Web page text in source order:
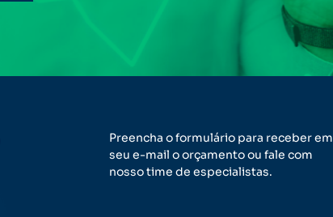
Preencha o formulário para receber em
seu e-mail o orçamento ou fale com
nosso time de especialistas.